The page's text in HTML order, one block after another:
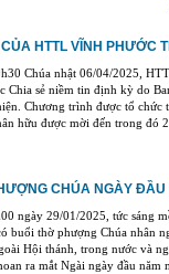
HTTL VĨNH PHƯỚC
Chúa nhật 06/04/2025,
Chia sẻ niềm tin định kỳ do
Chương trình được tổ chức
hữu được mời đến trong đó
CHÚA NGÀY
ngày 29/01/2025, tức sáng
buổi thờ phượng Chúa nhân
Hội thánh, trong nước và
ra mắt Ngài ngày đầu năm